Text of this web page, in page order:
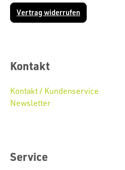
Vertrag widerrufen
Kontakt
Kontakt / Kundenservice
Newsletter
Service